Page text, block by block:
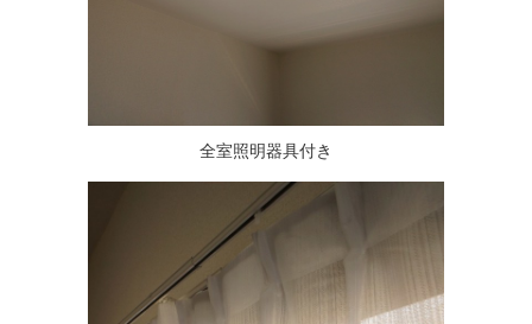
全室照明器具付き